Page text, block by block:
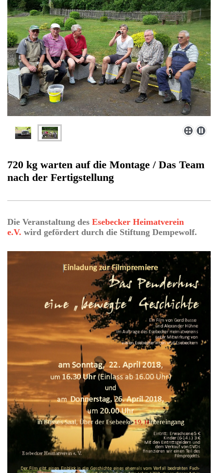
720 kg warten auf die Montage / Das Team
nach der Fertigstellung
Die Veranstaltung des Esebecker Heimatverein
e.V. wird gefördert durch die Stiftung Dempewolf.